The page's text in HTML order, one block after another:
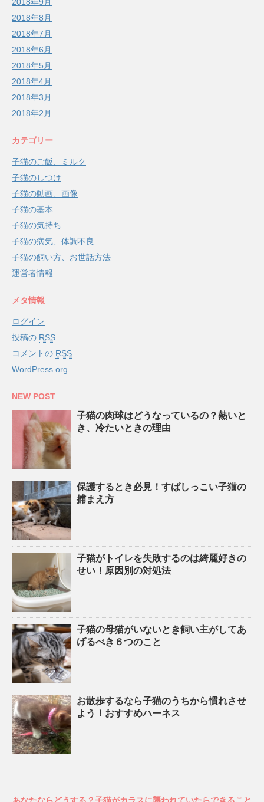
2018年8月
2018年7月
2018年6月
2018年5月
2018年4月
2018年3月
2018年2月
カテゴリー
子猫のご飯、ミルク
子猫のしつけ
子猫の動画、画像
子猫の基本
子猫の気持ち
子猫の病気、体調不良
子猫の飼い方、お世話方法
運営者情報
メタ情報
ログイン
投稿の RSS
コメントの RSS
WordPress.org
NEW POST
子猫の肉球はどうなっているの？熱いと
き、冷たいときの理由
保護するとき必見！すばしっこい子猫の
捕まえ方
子猫がトイレを失敗するのは綺麗好きの
せい！原因別の対処法
子猫の母猫がいないとき飼い主がしてあ
げるべき６つのこと
お散歩するなら子猫のうちから慣れさせ
よう！おすすめハーネス
あなたならどうする？子猫がカラスに襲われていたらできること